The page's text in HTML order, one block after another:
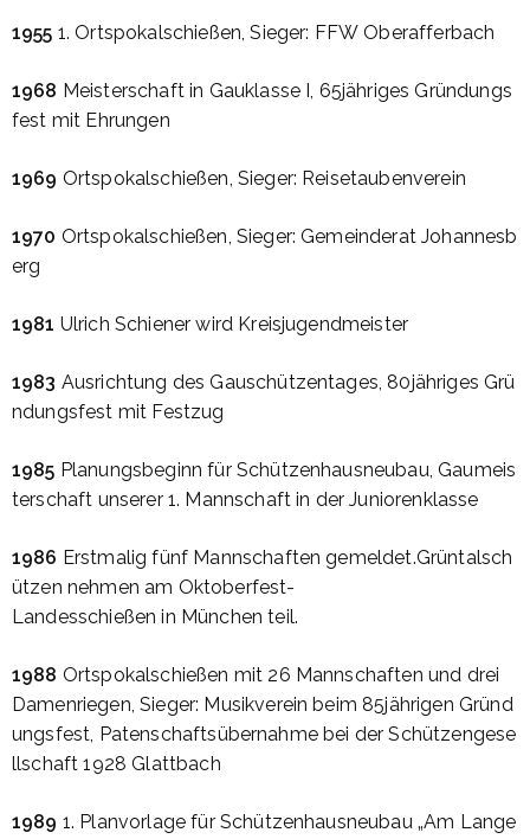
1955 1.Ortspokalschießen,Sieger: FFW Oberafferbach
1968 Meisterschaftin Gauklasse I, 65jähriges Gründungs
fest mit Ehrungen
1969 Ortspokalschießen, Sieger: Reisetaubenverein
1970 Ortspokalschießen, Sieger:Gemeinderat Johannesb
erg
1981 Ulrich Schiener wird Kreisjugendmeister
1983 Ausrichtung desGauschützentages,80jähriges Grü
ndungsfest mit Festzug
1985 Planungsbeginn für Schützenhausneubau,Gaumeis
terschaft unserer1. Mannschaft in der Juniorenklasse
1986 Erstmalig fünf Mannschaften gemeldet.Grüntalsch
ützen nehmen am Oktoberfest-
Landesschießen in München teil.
1988 Ortspokalschießen mit 26 Mannschaften und drei
Damenriegen,Sieger: Musikverein beim 85jährigen Gründ
ungsfest, Patenschaftsübernahme bei der Schützengese
llschaft 1928Glattbach
1989 1. Planvorlage für Schützenhausneubau„Am Lange